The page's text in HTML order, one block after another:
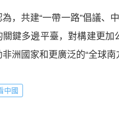
，共建“一帶一路”倡議、
關鍵多邊平臺，對構建更
洲國家和更廣泛的“全球
中國